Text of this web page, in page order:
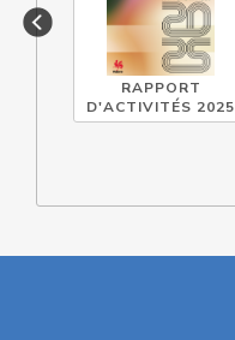
RAPPORT
D'ACTIVITÉS 2025